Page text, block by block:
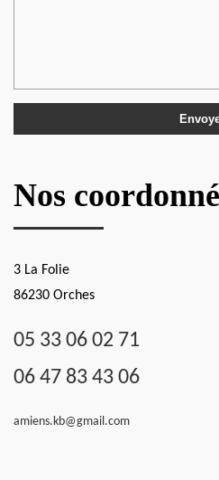
Nos
3 La Folie
86230 Orches
05 33 06 02 71
06 47 83 43 06
amiens.kb@gmail.com